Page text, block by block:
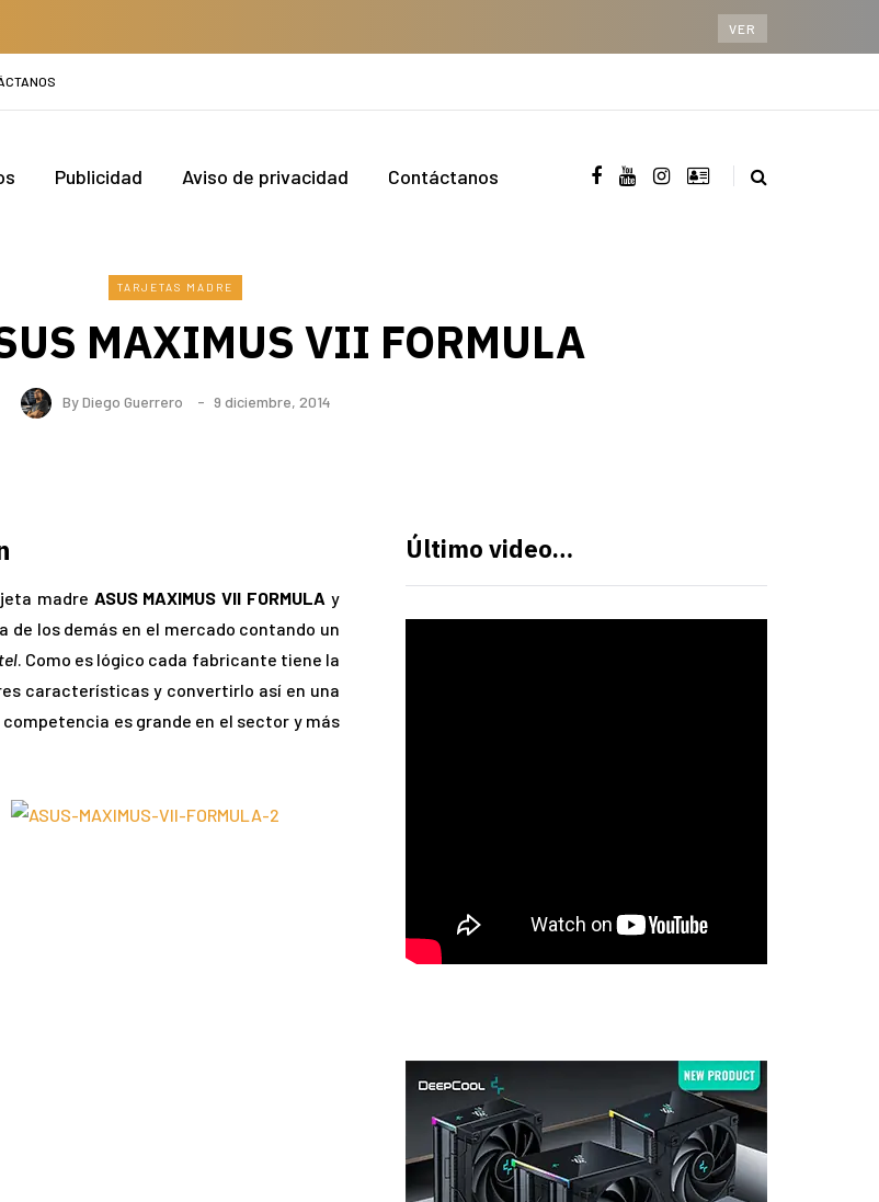
VER
Publicidad Aviso de privacidad Contáctanos
TARJETAS MADRE
MAXIMUS VII FORMULA
ByDiego Guerrero 9 diciembre, 2014
madre ASUS MAXIMUS VII FORMULA y
los demás en el mercado contando un
. Como es lógico cada fabricante tiene la
características y convertirlo así en una
es grande en el sector y más
Último video…